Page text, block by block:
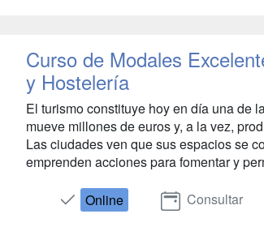
Curso de Modales
y Hostelería
El turismo constituye hoy en día una de
mueve millones de euros y, a la vez,
Las ciudades ven que sus espacios se
emprenden acciones para fomentar y
Online Consultar